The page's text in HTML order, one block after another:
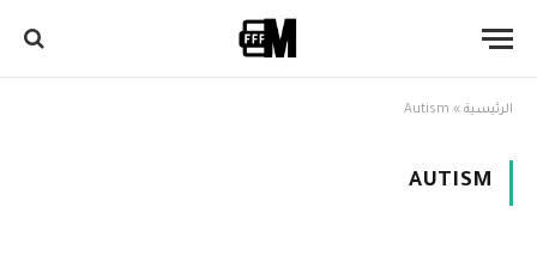
الرئيسية »
Autism
AUTISM